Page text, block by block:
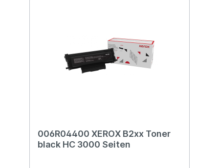
006R04400 XEROX B2xx Toner
black HC 3000 Seiten